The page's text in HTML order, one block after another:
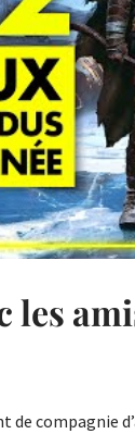
les
de compagnie